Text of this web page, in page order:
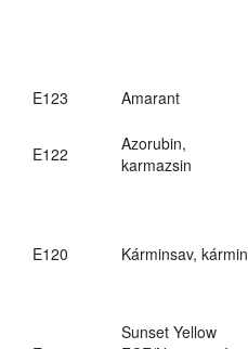
E123
Amarant
E122
Azorubin,
karmazsin
E120 Kárminsav, kármin
Sunset Yellow